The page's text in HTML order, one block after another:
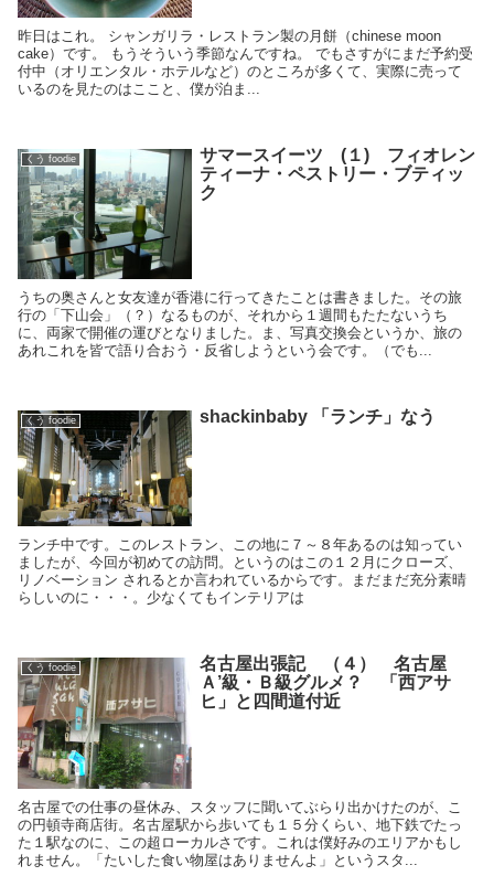
昨日はこれ。 シャンガリラ・レストラン製の月餅（chinese moon
cake）です。 もうそういう季節なんですね。 でもさすがにまだ予約受
付中（オリエンタル・ホテルなど）のところが多くて、実際に売って
いるのを見たのはここと、僕が泊ま...
くう foodie
サマースイーツ (１) フィオレン
ティーナ・ペストリー・ブティッ
ク
うちの奥さんと女友達が香港に行ってきたことは書きました。その旅
行の「下山会」（？）なるものが、それから１週間もたたないうち
に、両家で開催の運びとなりました。ま、写真交換会というか、旅の
あれこれを皆で語り合おう・反省しようという会です。（でも...
くう foodie shackinbaby 「ランチ」なう
ランチ中です。このレストラン、この地に７～８年あるのは知ってい
ましたが、今回が初めての訪問。というのはこの１２月にクローズ、
リノベーション されるとか言われているからです。まだまだ充分素晴
らしいのに・・・。少なくてもインテリアは
くう foodie
名古屋出張記 （４） 名古屋
Ａ’級・Ｂ級グルメ？ 「西アサ
ヒ」と四間道付近
名古屋での仕事の昼休み、スタッフに聞いてぶらり出かけたのが、こ
の円頓寺商店街。名古屋駅から歩いても１５分くらい、地下鉄でたっ
た１駅なのに、この超ローカルさです。これは僕好みのエリアかもし
れません。「たいした食い物屋はありませんよ」というスタ...